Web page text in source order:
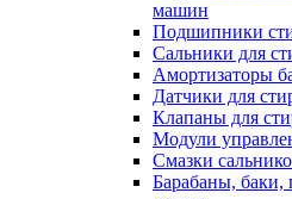
машин
Подшипники
Сальники для
Амортизаторы
Датчики для
Клапаны для
Модули
Смазки
Барабаны, баки,